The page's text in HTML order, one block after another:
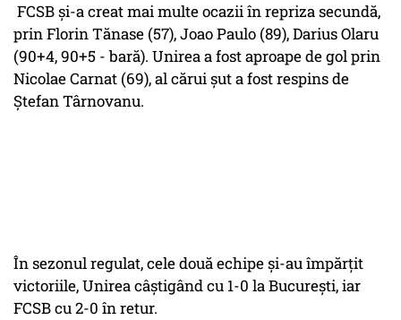
FCSB și-a creat mai multe ocazii în repriza secundă,
prin Florin Tănase (57), Joao Paulo (89), Darius Olaru
(90+4, 90+5 - bară). Unirea a fost aproape de gol prin
Nicolae Carnat (69), al cărui șut a fost respins de
Ștefan Târnovanu.
În sezonul regulat, cele două echipe și-au împărțit
victoriile, Unirea câștigând cu 1-0 la București, iar
FCSB cu 2-0 în retur.